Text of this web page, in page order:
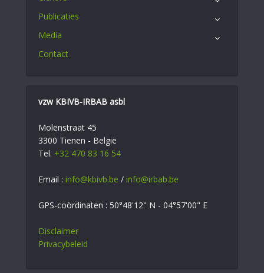
Publicaties
Media
Contact
vzw KBIVB-IRBAB asbl
Molenstraat 45
3300 Tienen - België
Tel. +32 470 83 16 54
Email : info@kbivb.be / info@irbab.be
GPS-coördinaten : 50°48'12" N - 04°57'00" E
Disclaimer
Privacybeleid